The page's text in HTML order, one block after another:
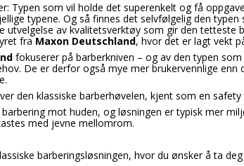
Typen som vil holde det superenkelt og få
typene. Og så finnes det selvfølgelig den
utvelgelse av kvalitetsverktøy som gir den tetteste
fraMaxon Deutschland, hvor det er lagt vekt
fokuserer på barberkniven – og av den typen
De er derfor også mye mer brukervennlige enn
den klassiske barberhøvelen, kjent som en safety
mot huden, og løsningen er typisk mer
med jevne mellomrom.
barberingsløsningen, hvor du ønsker å ta